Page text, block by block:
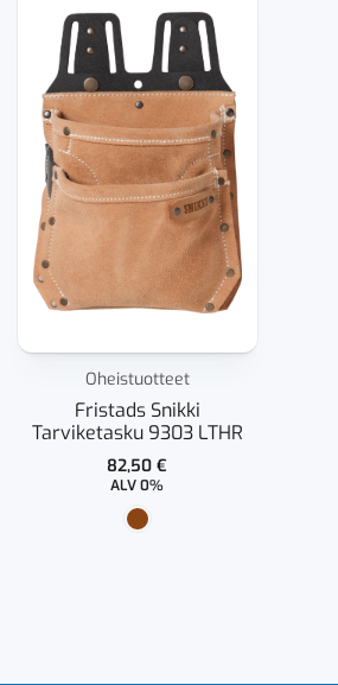
Oheistuotteet
Fristads Snikki
Tarviketasku 9303 LTHR
82,50€
ALV 0%